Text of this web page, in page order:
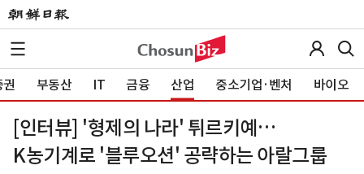
부동산 IT 금융 산업 중소기업·벤처 바이오
[인터뷰] '형제의 나라' 튀르키예…
K농기계로 '블루오션' 공략하는 아랄그룹